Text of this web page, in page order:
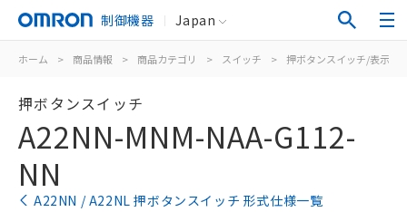
制御機器 Japan
ホーム > 商品情報 > 商品カテゴリ > スイッチ > 押ボタンスイッチ/表示灯
押ボタンスイッチ
A22NN-MNM-NAA-G112-
NN
A22NN / A22NL 押ボタンスイッチ 形式仕様一覧